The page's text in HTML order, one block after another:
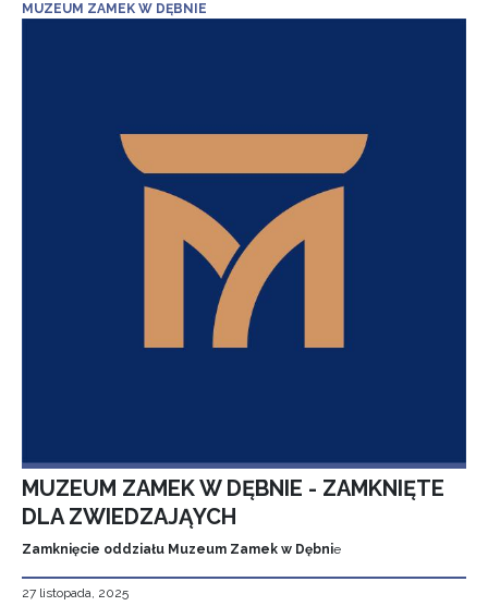
MUZEUM ZAMEK W DĘBNIE
MUZEUM ZAMEK W DĘBNIE - ZAMKNIĘTE
DLA ZWIEDZAJĄYCH
Zamknięcie oddziału Muzeum Zamek w Dębnie
27 listopada, 2025